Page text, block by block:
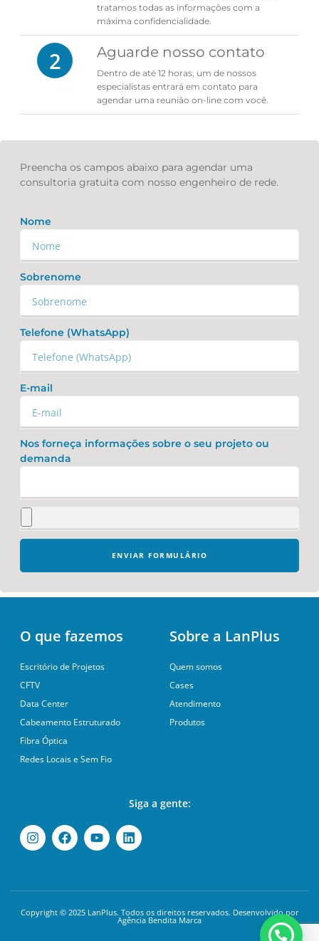
Preencha os campos abaixo para agendar uma
consultoria gratuita com nosso engenheiro de rede.
Nome
Sobrenome
Telefone (WhatsApp)
E-mail
Nos forneça informações sobre o seu projeto ou
demanda
ENVIAR FORMULÁRIO
tratamos todas as informações com a
máxima confidencialidade.
2 Aguarde nosso contato
Dentro de até 12 horas, um de nossos
especialistas entrará em contato para
agendar uma reunião on-line com você.
O que fazemos
Escritório de Projetos
CFTV
Data Center
Cabeamento Estruturado
Fibra Óptica
Redes Locais e Sem Fio
Sobre a LanPlus
Quem somos
Cases
Atendimento
Produtos
Siga a gente:
Copyright © 2025 LanPlus. Todos os direitos reservados. Desenvolvido por
Agência Bendita Marca